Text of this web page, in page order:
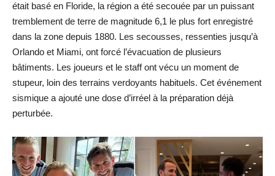
était basé en Floride, la région a été secouée par un puissant
tremblement de terre de magnitude 6,1 le plus fort enregistré
dans la zone depuis 1880. Les secousses, ressenties jusqu’à
Orlando et Miami, ont forcé l’évacuation de plusieurs
bâtiments. Les joueurs et le staff ont vécu un moment de
stupeur, loin des terrains verdoyants habituels. Cet événement
sismique a ajouté une dose d’irréel à la préparation déjà
perturbée.